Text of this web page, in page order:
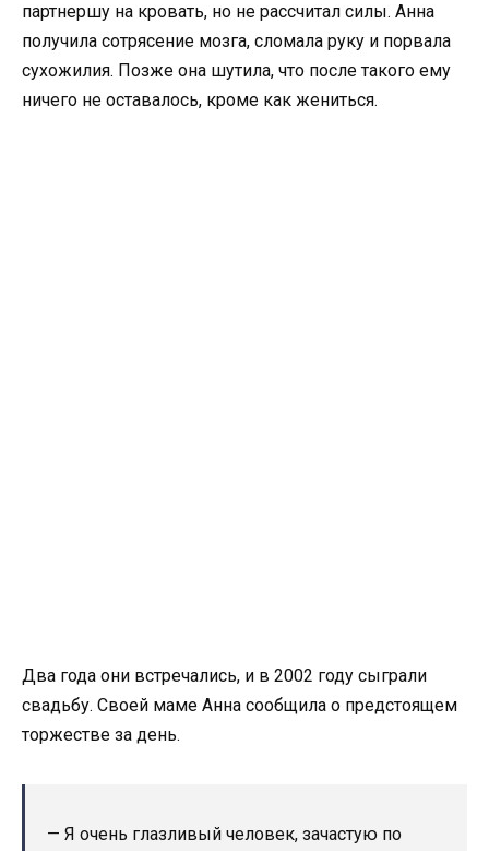
партнершу на кровать, но не рассчитал силы. Анна
получила сотрясение мозга, сломала руку и порвала
сухожилия. Позже она шутила, что после такого ему
ничего не оставалось, кроме как жениться.
Два года они встречались, и в 2002 году сыграли
свадьбу. Своей маме Анна сообщила о предстоящем
торжестве за день.
— Я очень глазливый человек, зачастую по